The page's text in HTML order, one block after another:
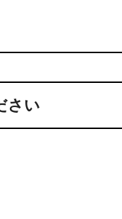
さい